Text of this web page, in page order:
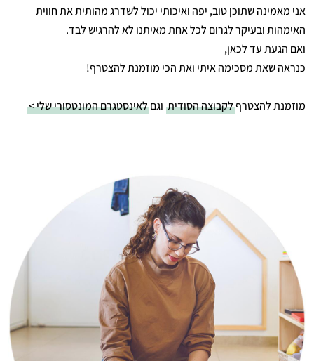
אני מאמינה שתוכן טוב, יפה ואיכותי יכול לשדרג מהותית את חווית
האימהות ובעיקר לגרום לכל אחת מאיתנו לא להרגיש לבד.
ואם הגעת עד לכאן,
כנראה שאת מסכימה איתי ואת הכי מוזמנת להצטרף!
מוזמנת להצטרףלקבוצה הסודיתוגםלאינסטגרם המונטסורי שלי >